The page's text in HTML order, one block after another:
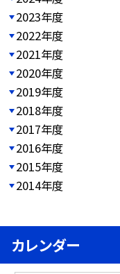
2023年度
2022年度
2021年度
2020年度
2019年度
2018年度
2017年度
2016年度
2015年度
2014年度
カレンダー